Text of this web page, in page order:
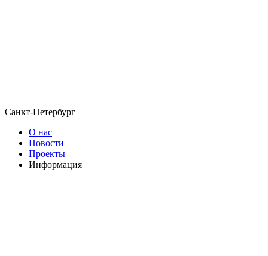
Санкт-Петербург
О нас
Новости
Проекты
Информация